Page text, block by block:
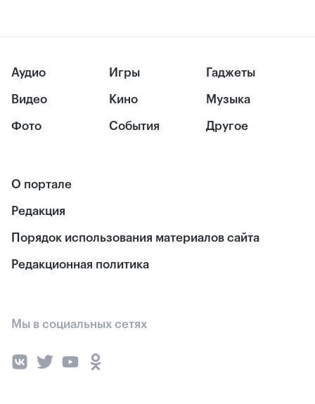
Аудио
Видео
Фото
Игры
Кино
События
Гаджеты
Музыка
Другое
О портале
Редакция
Порядок использования материалов сайта
Редакционная политика
Мы в социальных сетях